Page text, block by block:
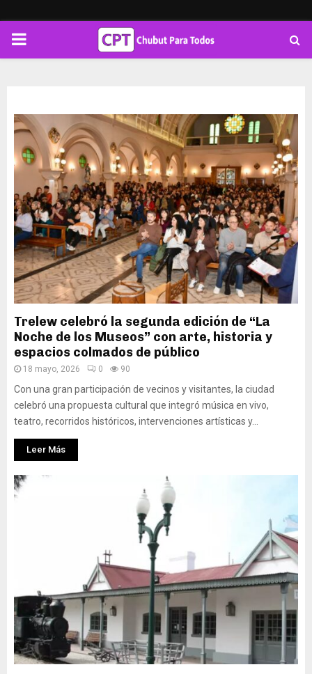
PRIMARY
Trelew celebró la segunda edición de “La
Noche de los Museos” con arte, historia y
espacios colmados de público
18 mayo, 2026 0 90
Con una gran participación de vecinos y visitantes, la ciudad
celebró una propuesta cultural que integró música en vivo,
teatro, recorridos históricos, intervenciones artísticas y...
Leer Más